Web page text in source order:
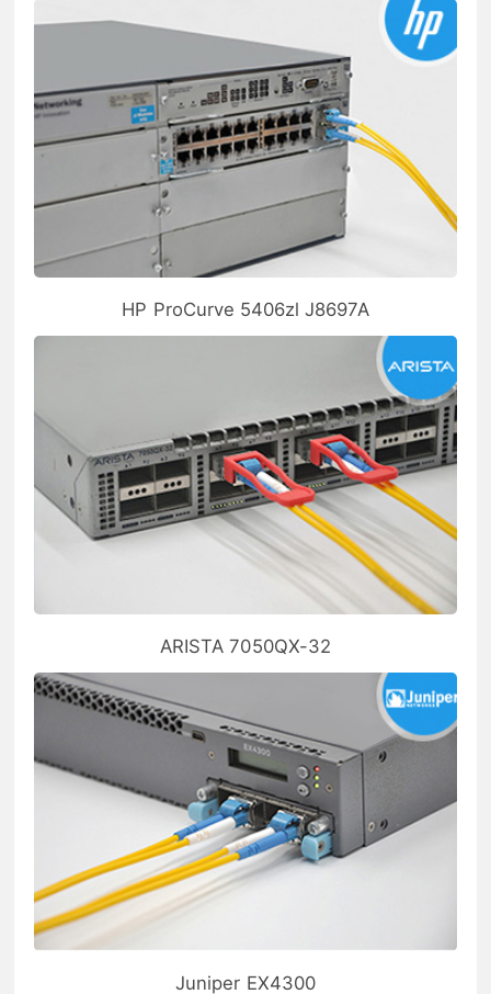
HP ProCurve 5406zl J8697A
ARISTA 7050QX-32
Juniper EX4300